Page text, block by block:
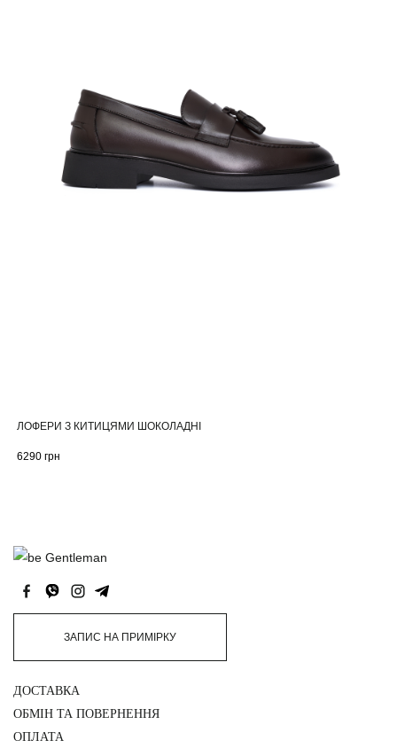
ЛОФЕРИ З КИТИЦЯМИ ШОКОЛАДНІ
6290 грн
ЗАПИС НА ПРИМІРКУ
ДОСТАВКА
ОБМІН ТА ПОВЕРНЕННЯ
ОПЛАТА